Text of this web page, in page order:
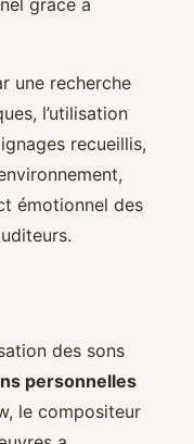
une recherche
l’utilisation
recueillis,
émotionnel des
des sons
personnelles
le compositeur